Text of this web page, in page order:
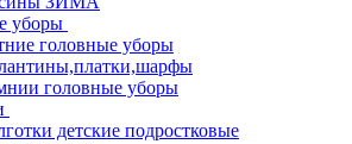
уборы
головные уборы
головные уборы
детские подростковые